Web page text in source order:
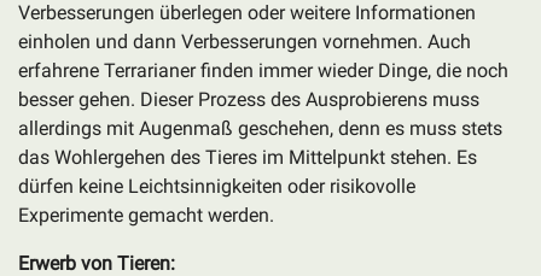
Verbesserungen überlegen oder weitere Informationen
einholen und dann Verbesserungen vornehmen. Auch
erfahrene Terrarianer finden immer wieder Dinge, die noch
besser gehen. Dieser Prozess des Ausprobierens muss
allerdings mit Augenmaß geschehen, denn es muss stets
das Wohlergehen des Tieres im Mittelpunkt stehen. Es
dürfen keine Leichtsinnigkeiten oder risikovolle
Experimente gemacht werden.
Erwerb von Tieren: